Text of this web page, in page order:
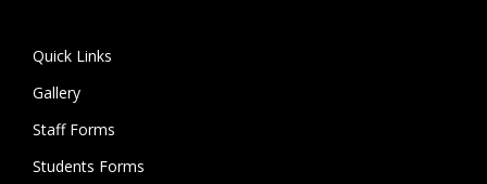
Quick Links
Gallery
Staff Forms
Students Forms